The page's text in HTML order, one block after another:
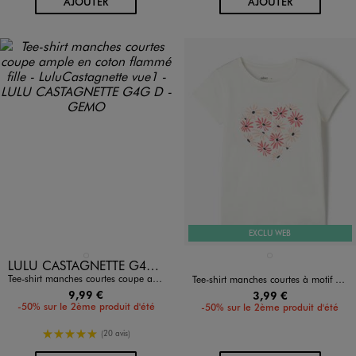
Disponible en 1 coloris LULU CASTAGNETTE G4G D
Tee-shirt manches courtes coupe ample en coton flammé fille - LuluCastagnette
9,99 €
-50% sur le 2ème produit d'été
5/5 de moyenne
(20 avis)
EXCLU WEB
Tee-shirt manches courtes à motif fleuri fille
3,99 €
-50% sur le 2ème produit d'été